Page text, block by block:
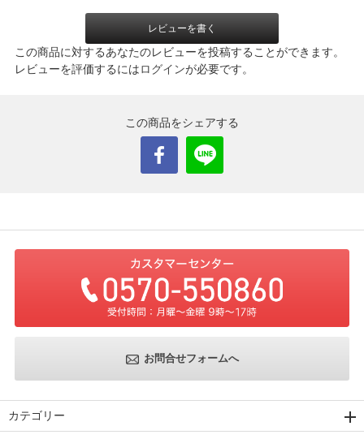
レビューを書く
この商品に対するあなたのレビューを投稿することができます。
レビューを評価するにはログインが必要です。
この商品をシェアする
お問合せフォームへ
カテゴリー